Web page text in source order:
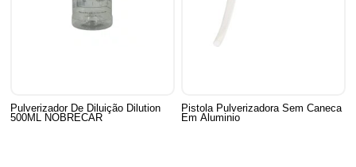
Pulverizador De Diluição Dilution
500ML NOBRECAR
Pistola Pulverizadora Sem Caneca
Em Aluminio